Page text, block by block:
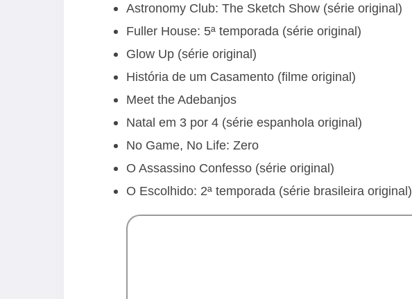
Astronomy Club: The Sketch Show (série original)
Fuller House: 5ª temporada (série original)
Glow Up (série original)
História de um Casamento (filme original)
Meet the Adebanjos
Natal em 3 por 4 (série espanhola original)
No Game, No Life: Zero
O Assassino Confesso (série original)
O Escolhido: 2ª temporada (série brasileira original)